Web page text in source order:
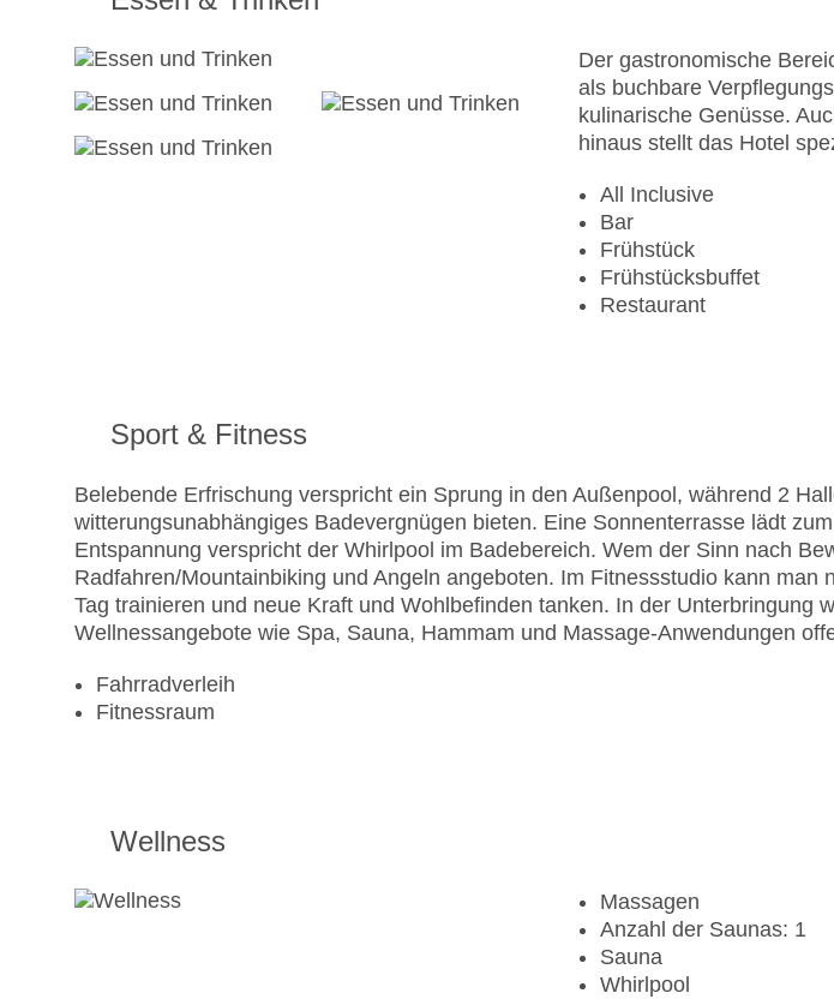
Der gastronomische
als buchbare
kulinarische Genüsse.
hinaus stellt das Hotel
All Inclusive
Bar
Frühstück
Frühstücksbuffet
Restaurant
Sport & Fitness
Belebende Erfrischung verspricht ein Sprung in den Außenpool, während 2
witterungsunabhängiges Badevergnügen bieten. Eine Sonnenterrasse lädt
Entspannung verspricht der Whirlpool im Badebereich. Wem der Sinn nach
Radfahren/Mountainbiking und Angeln angeboten. Im Fitnessstudio kann man
Tag trainieren und neue Kraft und Wohlbefinden tanken. In der Unterbringung
Wellnessangebote wie Spa, Sauna, Hammam und Massage-Anwendungen
Fahrradverleih
Fitnessraum
Wellness
Massagen
Anzahl der Saunas: 1
Sauna
Whirlpool